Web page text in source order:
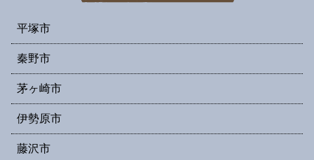
平塚市
秦野市
茅ヶ崎市
伊勢原市
藤沢市